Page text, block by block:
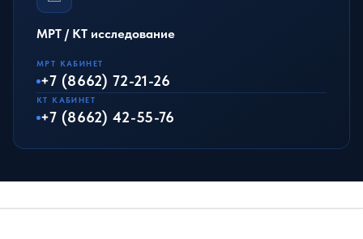
МРТ / КТ исследование
МРТ КАБИНЕТ
+7 (8662) 72-21-26
КТ КАБИНЕТ
+7 (8662) 42-55-76